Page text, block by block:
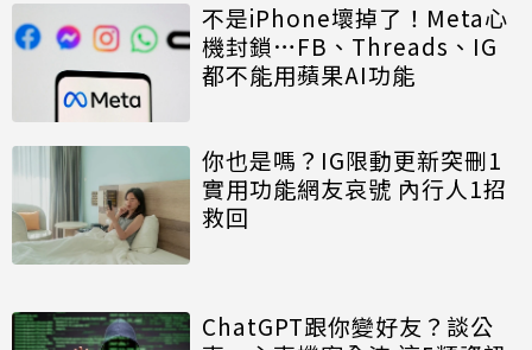
不是iPhone壞掉了！Meta心
機封鎖…FB、Threads、IG
都不能用蘋果AI功能
你也是嗎？IG限動更新突刪1
實用功能網友哀號 內行人1招
救回
ChatGPT跟你變好友？談公